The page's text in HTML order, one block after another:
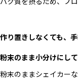
作り置きしなくても、
粉末のまま小分けにし
粉末のままシェイカー